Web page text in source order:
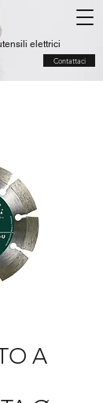
elettrici
Contattaci
A